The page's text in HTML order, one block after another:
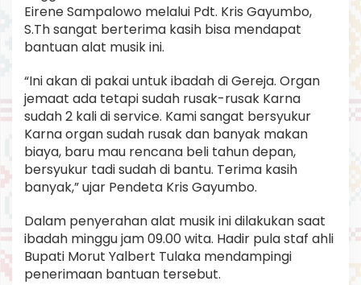
m
p
a
l
w
o
.
Eirene Sampalowo melalui Pdt. Kris Gayumbo,
S.Th sangat berterima kasih bisa mendapat
bantuan alat musik ini.
“Ini akan di pakai untuk ibadah di Gereja. Organ
jemaat ada tetapi sudah rusak-rusak Karna
sudah 2 kali di service. Kami sangat bersyukur
Karna organ sudah rusak dan banyak makan
biaya, baru mau rencana beli tahun depan,
bersyukur tadi sudah di bantu. Terima kasih
banyak,” ujar Pendeta Kris Gayumbo.
Dalam penyerahan alat musik ini dilakukan saat
ibadah minggu jam 09.00 wita. Hadir pula staf ahli
Bupati Morut Yalbert Tulaka mendampingi
penerimaan bantuan tersebut.